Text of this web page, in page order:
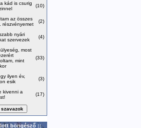
kád is csurig
(10)
az összes
részvényemet
(2)
nyári
szervezek
(4)
most
mint
(33)
ilyen év,
esik
(3)
kivenni a
(17)
böngésző ::